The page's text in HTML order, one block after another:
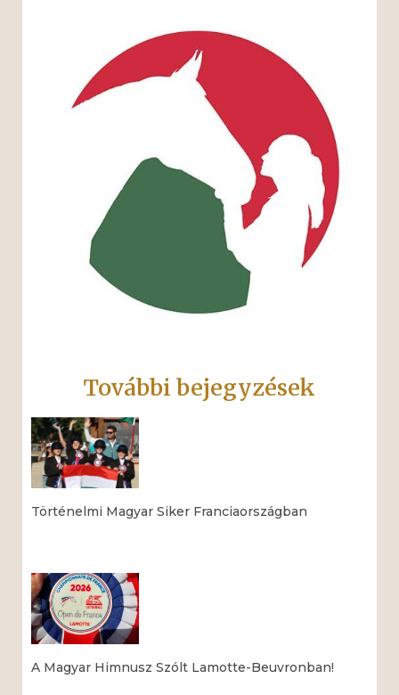
További bejegyzések
Történelmi Magyar Siker Franciaországban
A Magyar Himnusz Szólt Lamotte-Beuvronban!